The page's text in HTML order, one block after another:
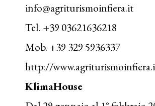
info@agriturismoinfiera.it
Tel. +39 03621636218
Mob. +39 329 5936337
http://
KlimaHouse